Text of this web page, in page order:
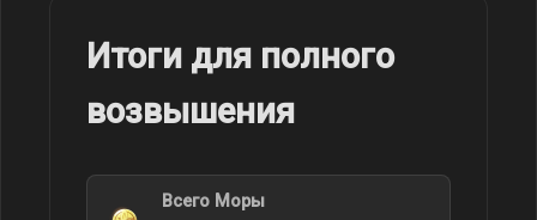
Итоги для полного
возвышения
Всего Моры